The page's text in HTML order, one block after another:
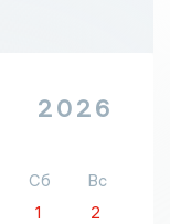
2026
Сб
Вс
1
2